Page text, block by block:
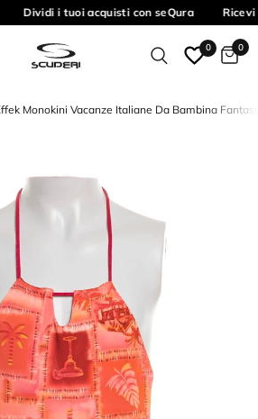
Dividi i tuoi acquisti con seQura Ricevi
0 0
Monokini Vacanze Italiane Da Bambina